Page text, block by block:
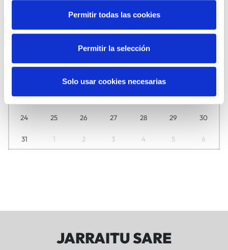
Permitir todas las cookies
Permitir la selección
Solo usar cookies necesarias
A O O
27 28 29 30 31 1 2
5 6 7
17 18 19 20 21 22 23
24 25 26 27 28 29 30
31 1 2 3 4 5 6
JARRAITU SARE